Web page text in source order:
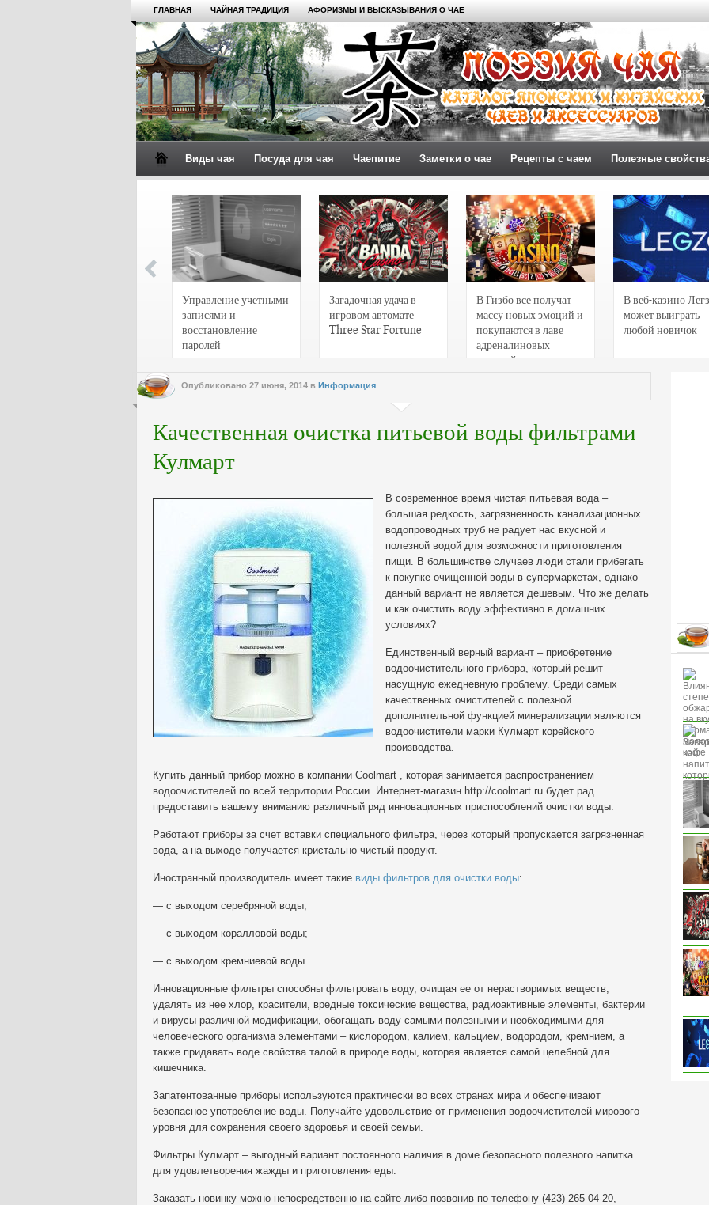
ГЛАВНАЯ ЧАЙНАЯ ТРАДИЦИЯ АФОРИЗМЫ И ВЫСКАЗЫВАНИЯ О ЧАЕ
Виды чая Посуда для чая Чаепитие Заметки о чае Рецепты с чаем Полезные
Управление учетными
записями и
восстановление
паролей
Загадочная удача в
игровом автомате
Three Star Fortune
В Гизбо все получат
массу новых эмоций и
покупаются в лаве
адреналиновых
страстей
В веб-казино
может выиграть
любой новичок
Опубликовано 27 июня, 2014 в Информация
Качественная очистка питьевой воды фильтрами
Кулмарт
В современное время чистая питьевая вода –
большая редкость, загрязненность канализационных
водопроводных труб не радует нас вкусной и
полезной водой для возможности приготовления
пищи. В большинстве случаев люди стали прибегать
к покупке очищенной воды в супермаркетах, однако
данный вариант не является дешевым. Что же делать
и как очистить воду эффективно в домашних
условиях?
Единственный верный вариант – приобретение
водоочистительного прибора, который решит
насущную ежедневную проблему. Среди самых
качественных очистителей с полезной
дополнительной функцией минерализации являются
водоочистители марки Кулмарт корейского
производства.
Купить данный прибор можно в компании Сoolmart , которая занимается распространением
водоочистителей по всей территории России. Интернет-магазин http://coolmart.ru будет рад
предоставить вашему вниманию различный ряд инновационных приспособлений очистки воды.
Работают приборы за счет вставки специального фильтра, через который пропускается загрязненная
вода, а на выходе получается кристально чистый продукт.
Иностранный производитель имеет такие виды фильтров для очистки воды:
— с выходом серебряной воды;
— с выходом коралловой воды;
— с выходом кремниевой воды.
Инновационные фильтры способны фильтровать воду, очищая ее от нерастворимых веществ,
удалять из нее хлор, красители, вредные токсические вещества, радиоактивные элементы, бактерии
и вирусы различной модификации, обогащать воду самыми полезными и необходимыми для
человеческого организма элементами – кислородом, калием, кальцием, водородом, кремнием, а
также придавать воде свойства талой в природе воды, которая является самой целебной для
кишечника.
Запатентованные приборы используются практически во всех странах мира и обеспечивают
безопасное употребление воды. Получайте удовольствие от применения водоочистителей мирового
уровня для сохранения своего здоровья и своей семьи.
Фильтры Кулмарт – выгодный вариант постоянного наличия в доме безопасного полезного напитка
для удовлетворения жажды и приготовления еды.
Заказать новинку можно непосредственно на сайте либо позвонив по телефону (423) 265-04-20,